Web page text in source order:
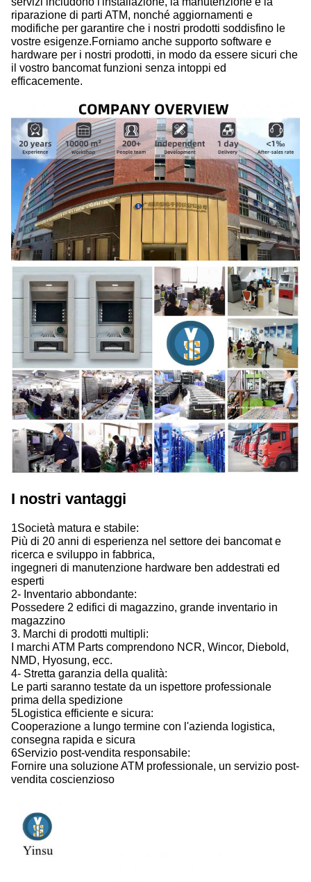
riparazione di parti ATM, nonché aggiornamenti e
modifiche per garantire che i nostri prodotti soddisfino le
vostre esigenze.Forniamo anche supporto software e
hardware per i nostri prodotti, in modo da essere sicuri che
il vostro bancomat funzioni senza intoppi ed
efficacemente.
I nostri vantaggi
1Società matura e stabile:
Più di 20 anni di esperienza nel settore dei bancomat e
ricerca e sviluppo in fabbrica,
ingegneri di manutenzione hardware ben addestrati ed
esperti
2- Inventario abbondante:
Possedere 2 edifici di magazzino, grande inventario in
magazzino
3. Marchi di prodotti multipli:
I marchi ATM Parts comprendono NCR, Wincor, Diebold,
NMD, Hyosung, ecc.
4- Stretta garanzia della qualità:
Le parti saranno testate da un ispettore professionale
prima della spedizione
5Logistica efficiente e sicura:
Cooperazione a lungo termine con l'azienda logistica,
consegna rapida e sicura
6Servizio post-vendita responsabile:
Fornire una soluzione ATM professionale, un servizio post-
vendita coscienzioso